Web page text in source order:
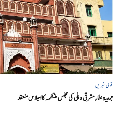
قومی خبریں
جمعیۃ علماء مشرقی دہلی کی مجلس منتظمہ کا اجلاس منعقد